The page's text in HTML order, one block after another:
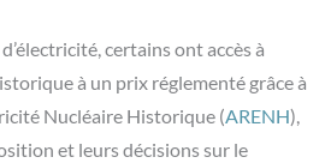
certains ont accès à
à un prix réglementé grâce à
Nucléaire Historique (ARENH),
et leurs décisions sur le